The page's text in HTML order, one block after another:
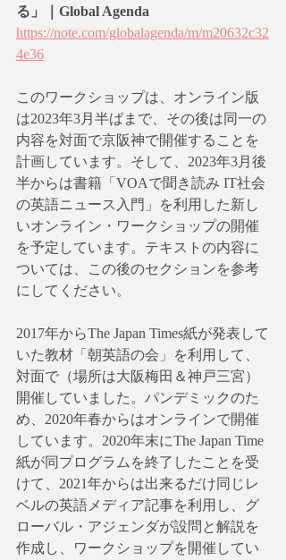
る」｜Global Agenda
https://note.com/globalagenda/m/m20632c32
4e36
このワークショップは、オンライン版
は2023年3月半ばまで、その後は同一の
内容を対面で京阪神で開催することを
計画しています。そして、2023年3月後
半からは書籍「VOAで聞き読み IT社会
の英語ニュース入門」を利用した新し
いオンライン・ワークショップの開催
を予定しています。テキストの内容に
ついては、この後のセクションを参考
にしてください。
2017年からThe Japan Times紙が発表して
いた教材「朝英語の会」を利用して、
対面で（場所は大阪梅田＆神戸三宮）
開催していました。パンデミックのた
め、2020年春からはオンラインで開催
しています。2020年末にThe Japan Time
紙が同プログラムを終了したことを受
けて、2021年からは出来るだけ同じレ
ベルの英語メディア記事を利用し、グ
ローバル・アジェンダが設問と解説を
作成し、ワークショップを開催してい